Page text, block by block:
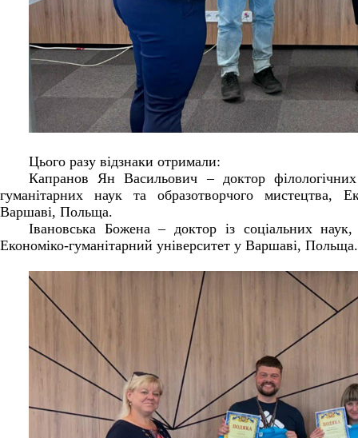
Цього разу відзнаки отримали:
Капранов Ян Васильович – доктор
гуманітарних наук та образотворчого мистецтва,
Варшаві, Польща.
Івановська Божена – доктор із соціальних
Економіко-гуманітарний університет у Варшаві, Польща.